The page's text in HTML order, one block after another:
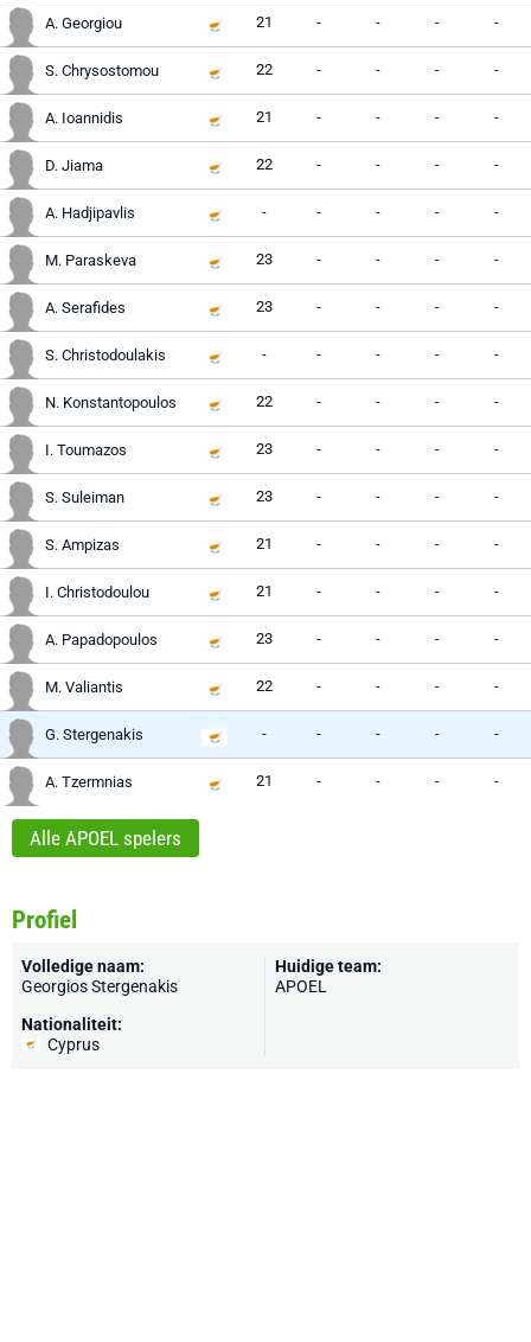
A. Georgiou 21 - - - -
S. Chrysostomou 22 - - - -
A. Ioannidis 21 - - - -
D. Jiama 22 - - - -
A. Hadjipavlis - - - - -
M. Paraskeva 23 - - - -
A. Serafides 23 - - - -
S. Christodoulakis - - - - -
N. Konstantopoulos 22 - - - -
I. Toumazos 23 - - - -
S. Suleiman 23 - - - -
S. Ampizas 21 - - - -
I. Christodoulou 21 - - - -
A. Papadopoulos 23 - - - -
M. Valiantis 22 - - - -
G. Stergenakis - - - - -
A. Tzermnias 21 - - - -
Alle APOEL spelers
Profiel
Volledige naam:
Georgios Stergenakis
Nationaliteit:
Cyprus
Huidige team:
APOEL